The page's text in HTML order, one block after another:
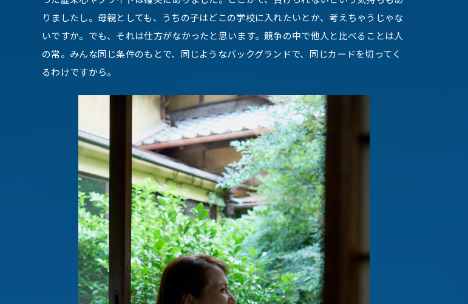
りましたし。母親としても、うちの子はどこの学校に入れたいとか、考えちゃうじゃな
いですか。でも、それは仕方がなかったと思います。競争の中で他人と比べることは人
の常。みんな同じ条件のもとで、同じようなバックグランドで、同じカードを切ってく
るわけですから。